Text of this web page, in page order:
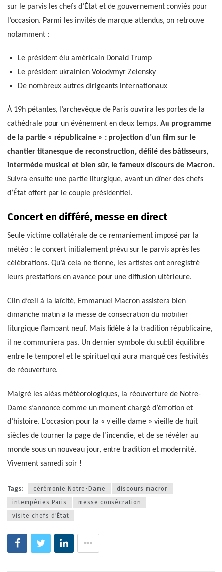
sur le parvis les chefs d’État et de gouvernement conviés pour
l’occasion. Parmi les invités de marque attendus, on retrouve
notamment :
Le président élu américain Donald Trump
Le président ukrainien Volodymyr Zelensky
De nombreux autres dirigeants internationaux
À 19h pétantes, l’archevêque de Paris ouvrira les portes de la
cathédrale pour un événement en deux temps. Au programme
de la partie « républicaine » : projection d’un film sur le
chantier titanesque de reconstruction, défilé des bâtisseurs,
intermède musical et bien sûr, le fameux discours de Macron.
Suivra ensuite une partie liturgique, avant un dîner des chefs
d’État offert par le couple présidentiel.
Concert en différé, messe en direct
Seule victime collatérale de ce remaniement imposé par la
météo : le concert initialement prévu sur le parvis après les
célébrations. Qu’à cela ne tienne, les artistes ont enregistré
leurs prestations en avance pour une diffusion ultérieure.
Clin d’œil à la laïcité, Emmanuel Macron assistera bien
dimanche matin à la messe de consécration du mobilier
liturgique flambant neuf. Mais fidèle à la tradition républicaine,
il ne communiera pas. Un dernier symbole du subtil équilibre
entre le temporel et le spirituel qui aura marqué ces festivités
de réouverture.
Malgré les aléas météorologiques, la réouverture de Notre-
Dame s’annonce comme un moment chargé d’émotion et
d’histoire. L’occasion pour la « vieille dame » vieille de huit
siècles de tourner la page de l’incendie, et de se révéler au
monde sous un nouveau jour, entre tradition et modernité.
Vivement samedi soir !
Tags: cérémonie Notre-Dame
discours macron
intempéries Paris
messe consécration
visite chefs d'État